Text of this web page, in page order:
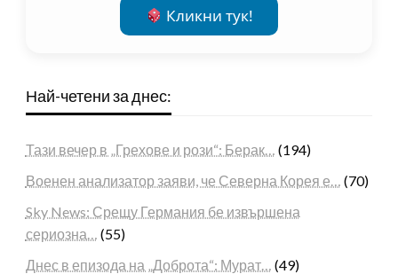
Кликни тук!
Най-четени за днес:
Тази вечер в „Грехове и рози“: Берак… (194)
Военен анализатор заяви, че Северна Корея е… (70)
Sky News: Срещу Германия бе извършена
сериозна… (55)
Днес в епизода на „Доброта“: Мурат… (49)